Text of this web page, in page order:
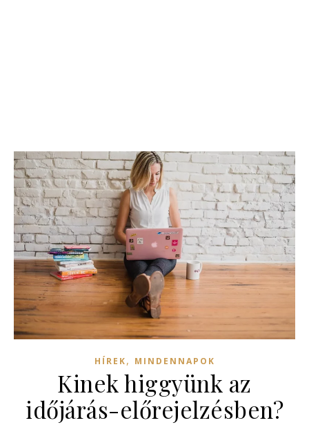
HÍREK, MINDENNAPOK
Kinek higgyünk az
időjárás-előrejelzésben?